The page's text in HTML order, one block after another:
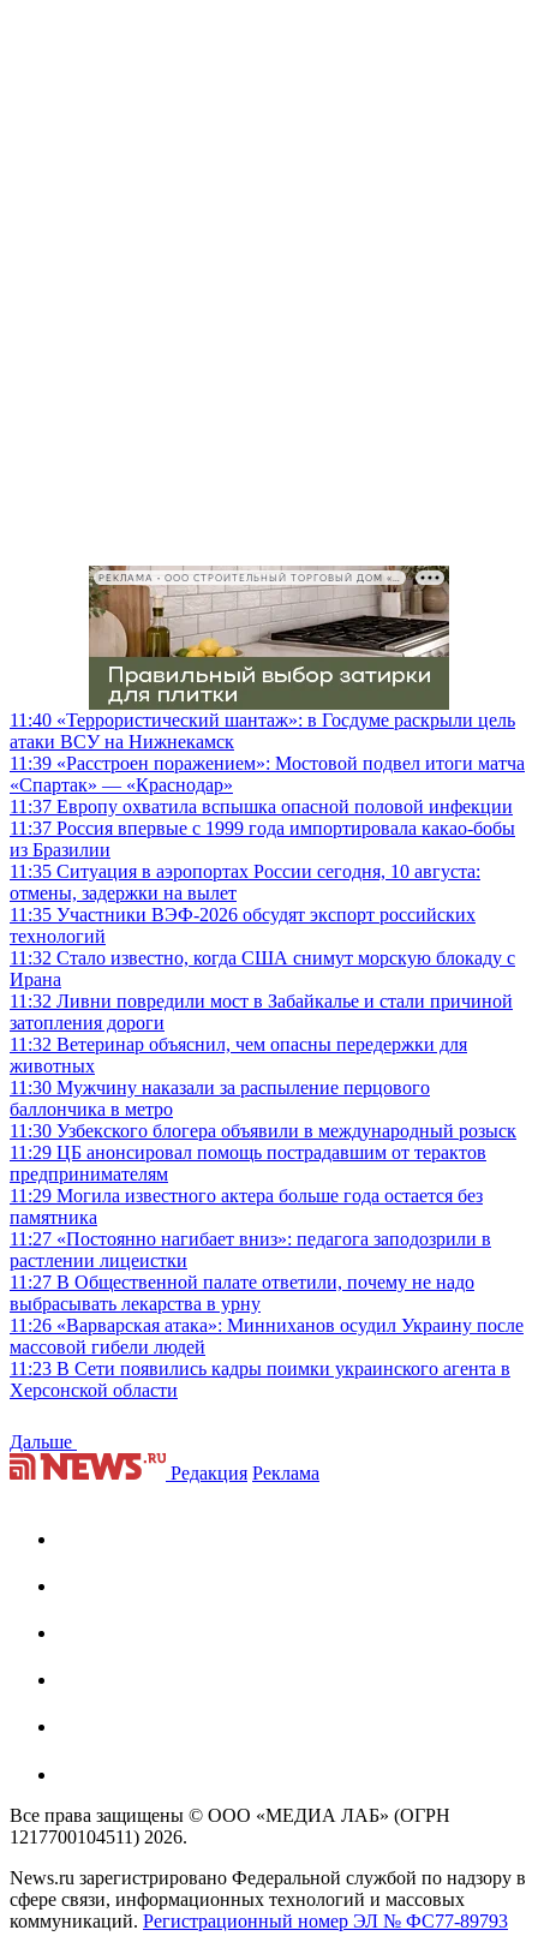
11:40 «Террористический шантаж»: в Госдуме раскрыли цель
атаки ВСУ на Нижнекамск
11:39 «Расстроен поражением»: Мостовой подвел итоги матча
«Спартак» — «Краснодар»
11:37 Европу охватила вспышка опасной половой инфекции
11:37 Россия впервые с 1999 года импортировала какао-бобы
из Бразилии
11:35 Ситуация в аэропортах России сегодня, 10 августа:
отмены, задержки на вылет
11:35 Участники ВЭФ-2026 обсудят экспорт российских
технологий
11:32 Стало известно, когда США снимут морскую блокаду с
Ирана
11:32 Ливни повредили мост в Забайкалье и стали причиной
затопления дороги
11:32 Ветеринар объяснил, чем опасны передержки для
животных
11:30 Мужчину наказали за распыление перцового
баллончика в метро
11:30 Узбекского блогера объявили в международный розыск
11:29 ЦБ анонсировал помощь пострадавшим от терактов
предпринимателям
11:29 Могила известного актера больше года остается без
памятника
11:27 «Постоянно нагибает вниз»: педагога заподозрили в
растлении лицеистки
11:27 В Общественной палате ответили, почему не надо
выбрасывать лекарства в урну
11:26 «Варварская атака»: Минниханов осудил Украину после
массовой гибели людей
11:23 В Сети появились кадры поимки украинского агента в
Херсонской области
Дальше
Редакция Реклама
Все права защищены © ООО «МЕДИА ЛАБ» (ОГРН
1217700104511) 2026.
News.ru зарегистрировано Федеральной службой по надзору в
сфере связи, информационных технологий и массовых
коммуникаций. Регистрационный номер ЭЛ № ФС77-89793